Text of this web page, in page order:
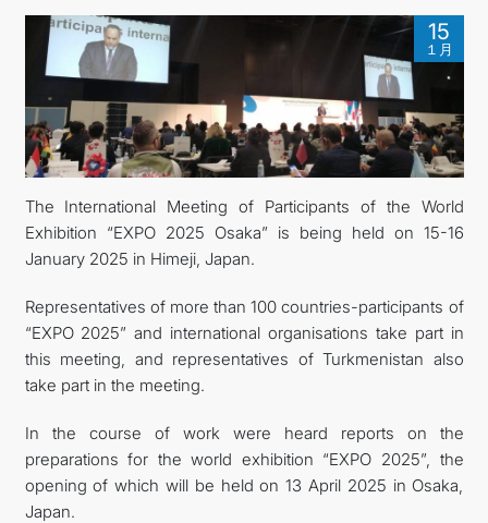
領事サービス
外務省
連絡先
FOLLOW US ON INSTAGRAM
INFORMATION
15
１月
The International Meeting of Participants of the World
Exhibition “EXPO 2025 Osaka” is being held on 15-16
January 2025 in Himeji, Japan.
Representatives of more than 100 countries-participants of
“EXPO 2025” and international organisations take part in
this meeting, and representatives of Turkmenistan also
take part in the meeting.
In the course of work were heard reports on the
preparations for the world exhibition “EXPO 2025”, the
opening of which will be held on 13 April 2025 in Osaka,
Japan.